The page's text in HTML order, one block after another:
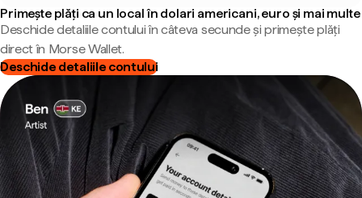
Primește plăți ca un local în dolari americani, euro și mai multe
Deschide detaliile contului în câteva secunde și primește plăți
direct în Morse Wallet.
Deschide detaliile contului